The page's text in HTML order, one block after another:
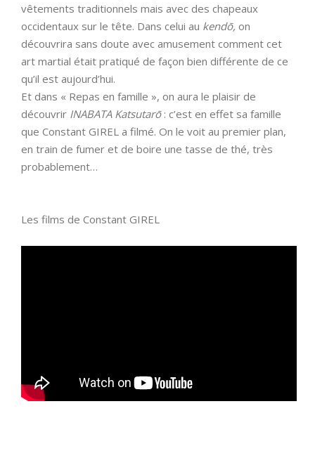
vêtements traditionnels mais avec des chapeaux
occidentaux sur le tête. Dans celui au kendō, on
découvrira sans doute avec amusement comment cet
art martial était pratiqué de façon bien différente de ce
qu’il est aujourd’hui.
Et dans « Repas en famille », on aura le plaisir de
découvrir INABATA Katsutarō : c’est en effet sa famille
que Constant GIREL a filmé. On le voit au premier plan,
en train de fumer et de boire une tasse de thé, très
probablement…
Les films de Constant GIREL